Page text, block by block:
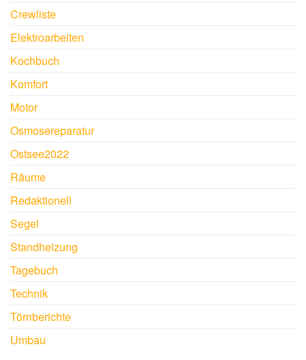
Crewliste
Elektroarbeiten
Kochbuch
Komfort
Motor
Osmosereparatur
Ostsee2022
Räume
Redaktionell
Segel
Standheizung
Tagebuch
Technik
Törnberichte
Umbau